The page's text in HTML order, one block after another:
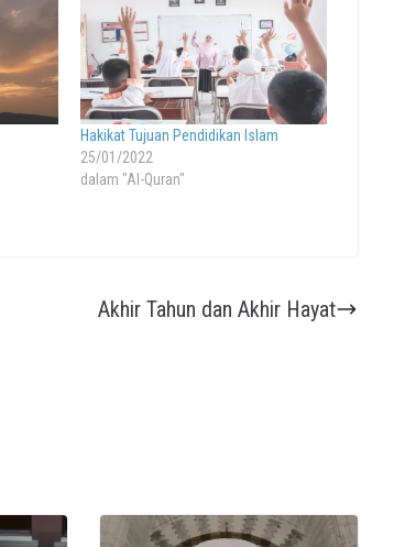
Hakikat Tujuan Pendidikan Islam
25/01/2022
dalam "Al-Quran"
Akhir Tahun dan Akhir Hayat